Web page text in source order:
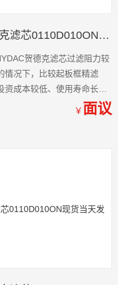
0110D010BN4HCHYDAC贺德克滤芯0110D010ON原装
贺德克滤芯过滤阻力较
情况下，比较起板框精滤
成本较低、使用寿命长和
￥ 面议